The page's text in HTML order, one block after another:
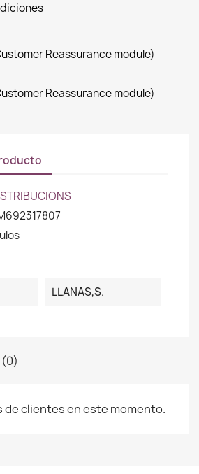
Reassurance module)
Reassurance module)
LLANAS,S.
de clientes en este momento.